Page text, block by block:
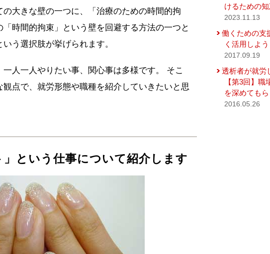
大きな壁の一つに、「治療のための時間的拘
時間的拘束」という壁を回避する方法の一つと
う選択肢が挙げられます。
人一人やりたい事、関心事は多様です。 そこ
点で、就労形態や職種を紹介していきたいと思
という仕事について紹介します
けるための
2023.11.13
働くための支
く活用しよう
2017.09.19
透析者が就労
【第3回】
を深めても
2016.05.26